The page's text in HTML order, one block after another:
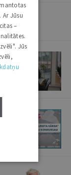
Ar Jūsu
–
Jūs